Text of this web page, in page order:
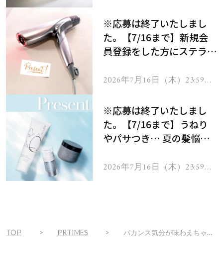
※応募は終了いたしまし
た。【7/16まで】新規会
員登録をした方にステラボ
ヘアドライヤー ジュエル
2026年7月16日（木）23:59ま
※応募は終了いたしまし
た。【7/16まで】うねり
やパサつき… 夏の髪悩み
ムを13名様にプレゼン
2026年7月16日（木）23:59ま
TOP PRTIMES バカンス気分が味わえちゃう？！SNS映え必至、フォトスポットがリニューアル！さらに話題の新商品発売。